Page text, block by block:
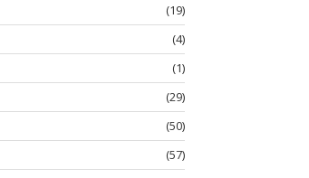
(19)
(4)
(1)
(29)
(50)
(57)